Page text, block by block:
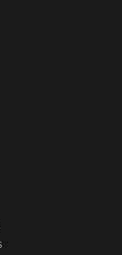
en el Temu
tres clitos